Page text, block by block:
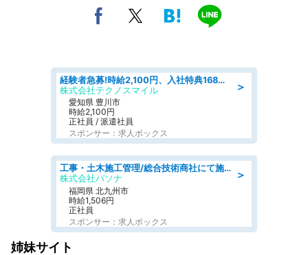
＞
経験者急募!時給2,100円、入社特典168万円の自動車製造業務/トヨタ自動車/tutumi
株式会社テクノスマイル
愛知県 豊川市
時給2,100円
正社員 / 派遣社員
スポンサー：求人ボックス
＞
工事・土木施工管理/総合技術商社にて施工管理のお仕事/即日勤務可/車通勤可/工事・土木施工管理/生産・品質管理
株式会社パソナ
福岡県 北九州市
時給1,506円
正社員
スポンサー：求人ボックス
姉妹サイト